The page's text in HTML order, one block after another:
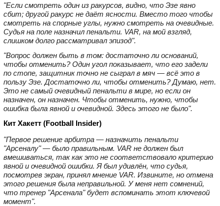
"Если смотреть один из ракурсов, видно, что Эзе явно
сбит; другой ракурс не даёт ясности. Вместо того чтобы
смотреть на спорные углы, нужно смотреть на очевидные.
Судья на поле назначил пенальти. VAR, на мой взгляд,
слишком долго рассматривал эпизод".
"Вопрос должен быть в том: достаточно ли оснований,
чтобы отменить? Один угол показывает, что его задели
по стопе, защитник точно не сыграл в мяч — всё это в
пользу Эзе. Достаточно ли, чтобы отменить? Думаю, нет.
Это не самый очевидный пенальти в мире, но если он
назначен, он назначен. Чтобы отменить, нужно, чтобы
ошибка была явной и очевидной. Здесь этого не было".
Кит Хакетт (Football Insider)
"Первое решение арбитра — назначить пенальти
"Арсеналу" — было правильным. VAR не должен был
вмешиваться, так как это не соответствовало критерию
явной и очевидной ошибки. Я был удивлён, что судья,
посмотрев экран, принял мнение VAR. Извините, но отмена
этого решения была неправильной. У меня нет сомнений,
что тренер "Арсенала" будет вспоминать этот ключевой
момент".